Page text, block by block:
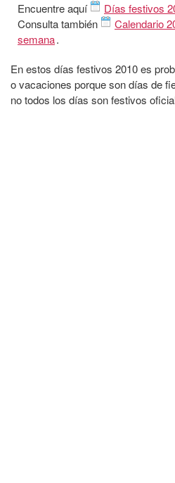
Encuentre aquí
Días festivos
Consulta también
Calendario
semana.
En estos días festivos 2010 es
o vacaciones porque son días de
no todos los días son festivos